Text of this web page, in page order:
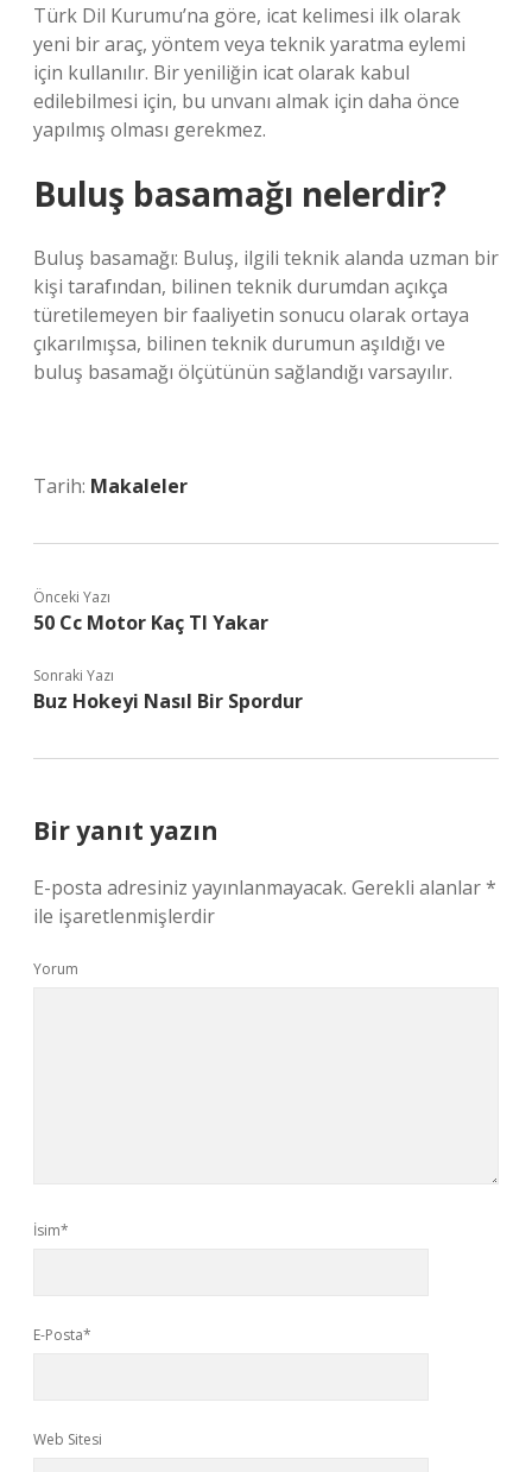
Türk Dil Kurumu’na göre, icat kelimesi ilk olarak
yeni bir araç, yöntem veya teknik yaratma eylemi
için kullanılır. Bir yeniliğin icat olarak kabul
edilebilmesi için, bu unvanı almak için daha önce
yapılmış olması gerekmez.
Buluş basamağı nelerdir?
Buluş basamağı: Buluş, ilgili teknik alanda uzman bir
kişi tarafından, bilinen teknik durumdan açıkça
türetilemeyen bir faaliyetin sonucu olarak ortaya
çıkarılmışsa, bilinen teknik durumun aşıldığı ve
buluş basamağı ölçütünün sağlandığı varsayılır.
Tarih: Makaleler
Önceki Yazı
50 Cc Motor Kaç Tl Yakar
Sonraki Yazı
Buz Hokeyi Nasıl Bir Spordur
Bir yanıt yazın
E-posta adresiniz yayınlanmayacak. Gerekli alanlar*
ile işaretlenmişlerdir
Yorum
İsim*
E-Posta*
Web Sitesi